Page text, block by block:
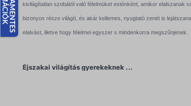
kivilágítatlan szobától való félelmüket esténként, amikor elalszanak
bizonyos része világít, és akár kellemes, nyugtató zenét is
elalvást, illetve hogy félelmei egyszer s mindenkorra megszűnjenek.
Éjszakai világítás gyerekeknek (projektor)